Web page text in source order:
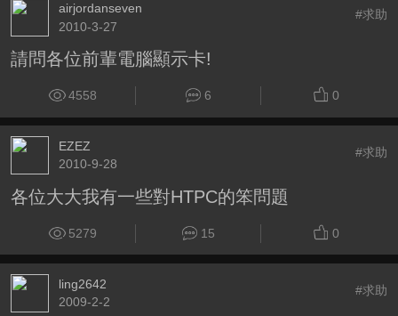
airjordanseven
2010-3-27
#求助
請問各位前輩電腦顯示卡!
4558 6 0
EZEZ
2010-9-28
#求助
各位大大我有一些對HTPC的笨問題
5279 15 0
ling2642
2009-2-2
#求助